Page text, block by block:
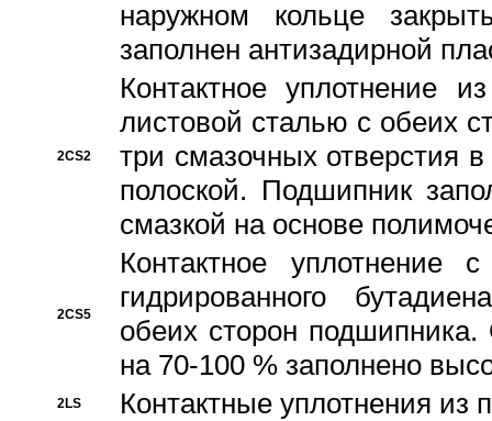
наружном кольце
заполнен антизадирной
2CS2
Контактное уплотнение
листовой сталью с обеих
три смазочных отверстия
полоской. Подшипник
смазкой на основе
2CS5
Контактное уплотнение
гидрированного
обеих сторон
на 70-100 % заполнено
2LS Контактные уплотнения из